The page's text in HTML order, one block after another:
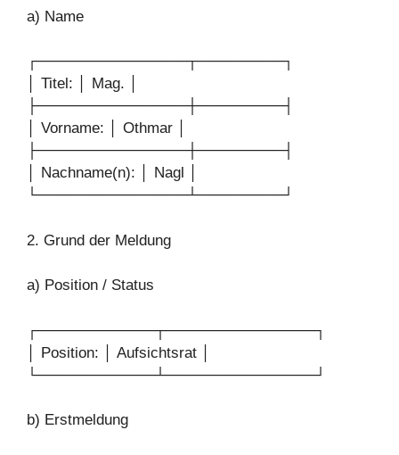
a) Name
┌──────────────┬────────┐
│ Titel: │ Mag. │
├──────────────┼────────┤
│ Vorname: │ Othmar │
├──────────────┼────────┤
│ Nachname(n): │ Nagl │
└──────────────┴────────┘
2. Grund der Meldung
a) Position / Status
┌───────────┬──────────────┐
│ Position: │ Aufsichtsrat │
└───────────┴──────────────┘
b) Erstmeldung